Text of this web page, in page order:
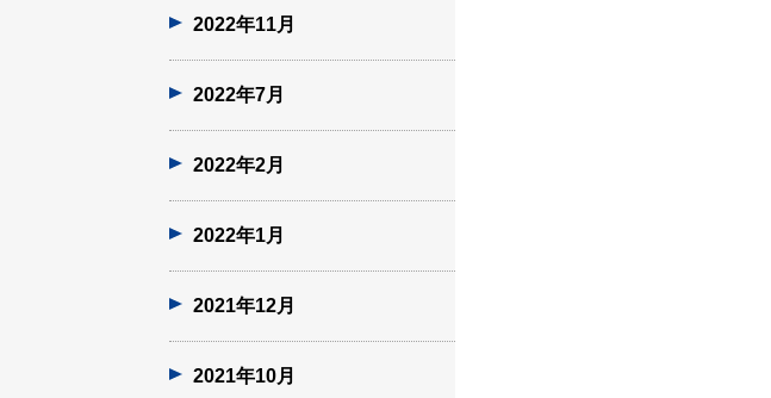
2022年11月
2022年7月
2022年2月
2022年1月
2021年12月
2021年10月